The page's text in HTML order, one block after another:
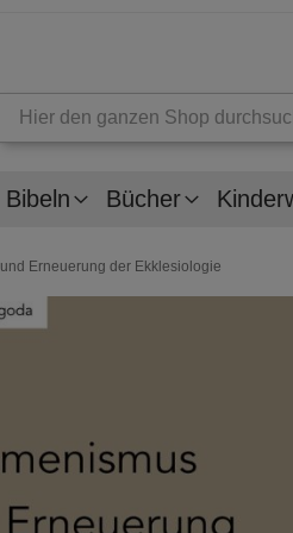
Bibeln Bücher
Erneuerung der Ekklesiologie